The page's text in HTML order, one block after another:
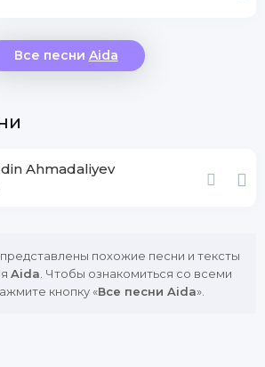
Все песни Aida
Ahmadaliyev
похожие песни и тексты
Aida . Чтобы ознакомиться со всеми
кнопку «Все песни Aida».